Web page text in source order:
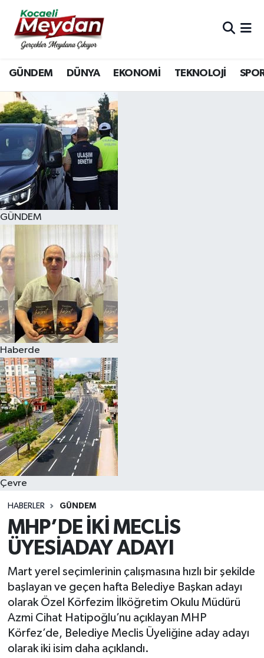
GÜNDEM DÜNYA EKONOMİ TEKNOLOJİ
GÜNDEM
Haberde
Çevre
HABERLER GÜNDEM
MHP’DE İKİ MECLİS
ÜYESİADAY ADAYI
Mart yerel seçimlerinin çalışmasına hızlı bir şekilde
başlayan ve geçen hafta Belediye Başkan adayı
olarak Özel Körfezim İlköğretim Okulu Müdürü
Azmi Cihat Hatipoğlu’nu açıklayan MHP
Körfez’de, Belediye Meclis Üyeliğine aday adayı
olarak iki isim daha açıklandı.
Nöbetçi Eczaneler
Hava Durumu
Trafik Durumu
Süper Lig Puan Durumu ve Fikstür
Tüm Manşetler
Son Dakika Haberleri
Haber Arşivi